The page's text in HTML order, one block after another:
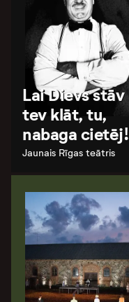
Lai Dievs stāv
tev klāt, tu,
nabaga cietēj!
Jaunais Rīgas teātris